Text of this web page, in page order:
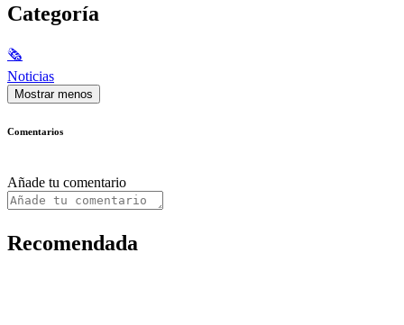
Categoría
🗞
Noticias
Mostrar menos
Comentarios
Añade tu comentario
Recomendada